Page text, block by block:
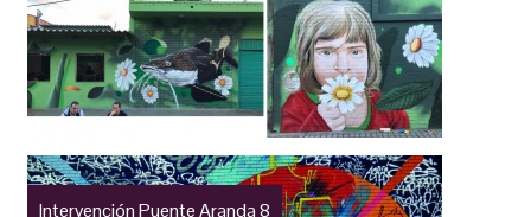
Intervención Puente Aranda 8